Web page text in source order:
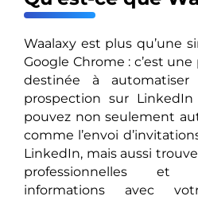
Waalaxy est plus qu’une
Google Chrome : c’est
destinée à
prospection sur
pouvez non seulement
comme l’envoi
LinkedIn, mais aussi
professionnelles et
informations avec